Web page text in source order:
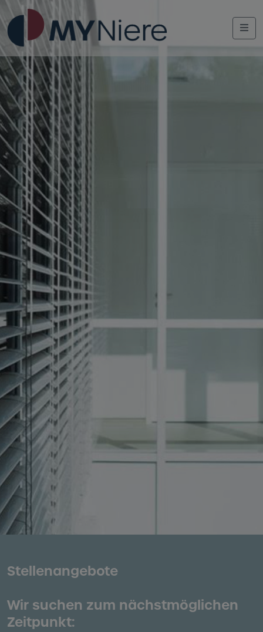
Stellenangebote
Wir suchen zum nächstmöglichen
Zeitpunkt: